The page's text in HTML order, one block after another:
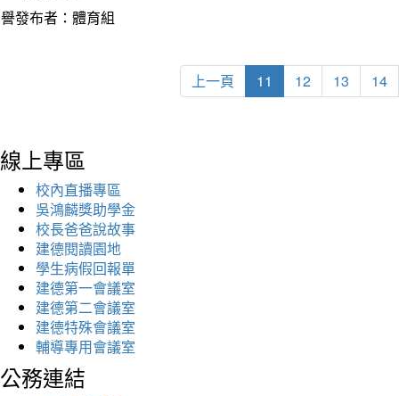
發布者：體育組
上一頁 11 12 13 14
線上專區
校內直播專區
吳鴻麟獎助學金
校長爸爸說故事
建德閱讀園地
學生病假回報單
建德第一會議室
建德第二會議室
建德特殊會議室
輔導專用會議室
公務連結